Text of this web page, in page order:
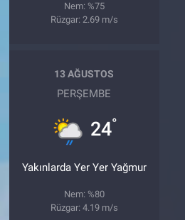
Nem: %75
Rüzgar: 2.69 m/s
13 AĞUSTOS
PERŞEMBE
24°
Yakınlarda Yer Yer Yağmur
Nem: %80
Rüzgar: 4.19 m/s